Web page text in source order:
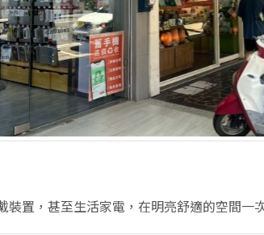
置，甚至生活家電，在明亮舒適的空間一